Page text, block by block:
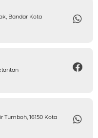
Bandar Kota
Tumboh, 16150 Kota